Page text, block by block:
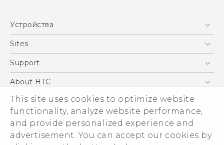
This site uses cookies to optimize website
functionality, analyze website performance,
and provide personalized experience and
advertisement. You can accept our cookies by
Русский - Руководство пользователя
Русский - Руководство по безопасности и
соответствию стандартам
Қазақ - жұмысты бастау нұсқаулығы
Қазақ - Пайдаланушы нұсқаулығы
ақпараты
English - Quick start guide
English - User manual
English - Safety and regulatory guide
Устройства
5G
EXODUS
VIVE
Sites
HTC Dev
Support
ПОДДЕРЖКА
About HTC
ESG
Инвестирование
Политика конфиденциальности